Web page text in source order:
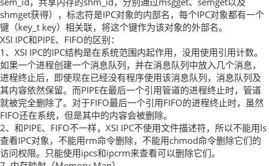
shmget获得），标志符是IPC对象的内部名，每个IPC对象都有一个
键（key_t key）相关联，将这个键作为该对象的外部名。
XSI IPC和PIPE、FIFO的区别：
1、XSI IPC的IPC结构是在系统范围内起作用，没用使用引用计数。
如果一个进程创建一个消息队列，并在消息队列中放入几个消息，
进程终止后，即使现在已经没有程序使用该消息队列，消息队列及
其内容依然保留。而PIPE在最后一个引用管道的进程终止时，管道
就被完全删除了。对于FIFO最后一个引用FIFO的进程终止时，虽然
FIFO还在系统，但是其中的内容会被删除。
2、和PIPE、FIFO不一样，XSI IPC不使用文件描述符，所以不能用ls
查看IPC对象，不能用rm命令删除，不能用chmod命令删除它们的
访问权限。只能使用ipcs和ipcrm来查看可以删除它们。